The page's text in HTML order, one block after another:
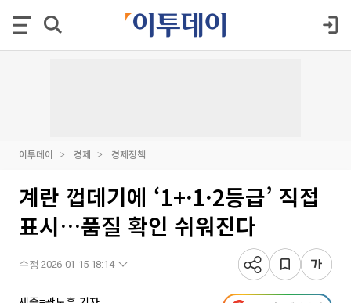
이투데이 경제 경제정책
계란 껍데기에 ‘1+·1·2등급’ 직접
표시…품질 확인 쉬워진다
수정 2026-01-15 18:14